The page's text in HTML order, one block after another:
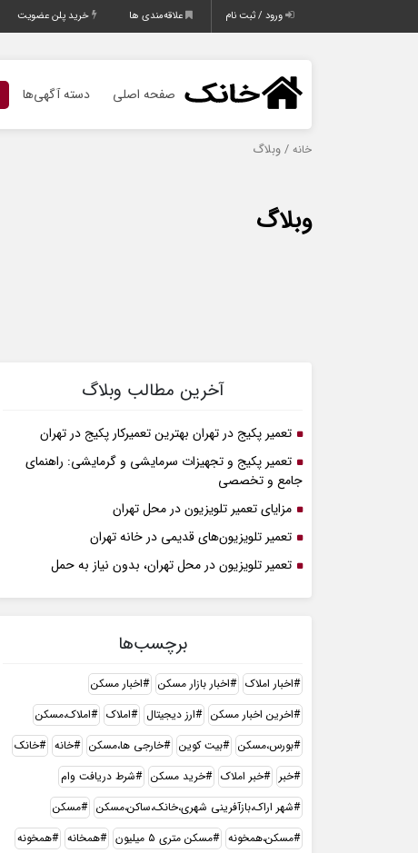
ورود / ثبت نام علاقه‌مندی ها خرید پلن عضویت
صفحه اصلی دسته آگهی‌ها
خانه / وبلاگ
وبلاگ
آخرین مطالب وبلاگ
تعمیر پکیج در تهران بهترین تعمیرکار پکیج در تهران
تعمیر پکیج و تجهیزات سرمایشی و گرمایشی: راهنمای
جامع و تخصصی
مزایای تعمیر تلویزیون در محل تهران
تعمیر تلویزیون‌های قدیمی در خانه تهران
تعمیر تلویزیون در محل تهران، بدون نیاز به حمل
برچسب‌ها
اخبار املاک اخبار بازار مسکن
اخبار مسکن
اخرین اخبار مسکن
ارز دیجیتال املاک
املاک،مسکن
بورس،مسکن
بیت کوین خارجی ها،مسکن خانه
خانک
خبر
خبر املاک خرید مسکن
شرط دریافت وام
شهر اراک،بازآفرینی شهری،خانک،ساکن،مسکن
مسکن
مسکن،همخونه
مسکن متری ۵ میلیون همخانه
همخونه